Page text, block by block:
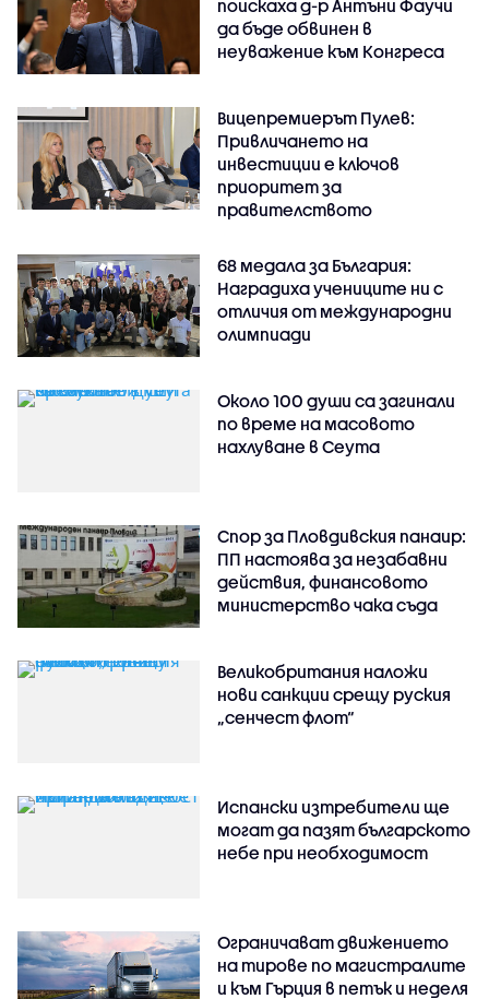
поискаха д-р Антъни Фаучи
да бъде обвинен в
неуважение към Конгреса
Вицепремиерът Пулев:
Привличането на
инвестиции е ключов
приоритет за
правителството
68 медала за България:
Наградиха учениците ни с
отличия от международни
олимпиади
Около 100 души са загинали
по време на масовото
нахлуване в Сеута
Спор за Пловдивския панаир:
ПП настоява за незабавни
действия, финансовото
министерство чака съда
Великобритания наложи
нови санкции срещу руския
„сенчест флот“
Испански изтребители ще
могат да пазят българското
небе при необходимост
Ограничават движението
на тирове по магистралите
и към Гърция в петък и неделя